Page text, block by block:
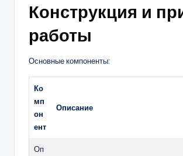
Конструкция и
работы
Основные компоненты:
Ко
мп
он
ент
Описание
Оп